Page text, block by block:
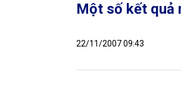
Một số kết quả
22/11/2007 09:43